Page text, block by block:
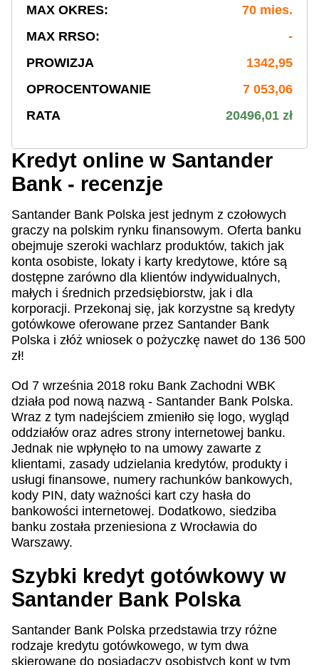
MAX OKRES:
70 mies.
MAX RRSO:
-
PROWIZJA
1342,95
OPROCENTOWANIE
7 053,06
RATA
20496,01 zł
Kredyt online w Santander
Bank - recenzje
Santander Bank Polska jest jednym z czołowych
graczy na polskim rynku finansowym. Oferta banku
obejmuje szeroki wachlarz produktów, takich jak
konta osobiste, lokaty i karty kredytowe, które są
dostępne zarówno dla klientów indywidualnych,
małych i średnich przedsiębiorstw, jak i dla
korporacji. Przekonaj się, jak korzystne są kredyty
gotówkowe oferowane przez Santander Bank
Polska i złóż wniosek o pożyczkę nawet do 136 500
zł!
Od 7 września 2018 roku Bank Zachodni WBK
działa pod nową nazwą - Santander Bank Polska.
Wraz z tym nadejściem zmieniło się logo, wygląd
oddziałów oraz adres strony internetowej banku.
Jednak nie wpłynęło to na umowy zawarte z
klientami, zasady udzielania kredytów, produkty i
usługi finansowe, numery rachunków bankowych,
kody PIN, daty ważności kart czy hasła do
bankowości internetowej. Dodatkowo, siedziba
banku została przeniesiona z Wrocławia do
Warszawy.
Szybki kredyt gotówkowy w
Santander Bank Polska
Santander Bank Polska przedstawia trzy różne
rodzaje kredytu gotówkowego, w tym dwa
skierowane do posiadaczy osobistych kont w tym